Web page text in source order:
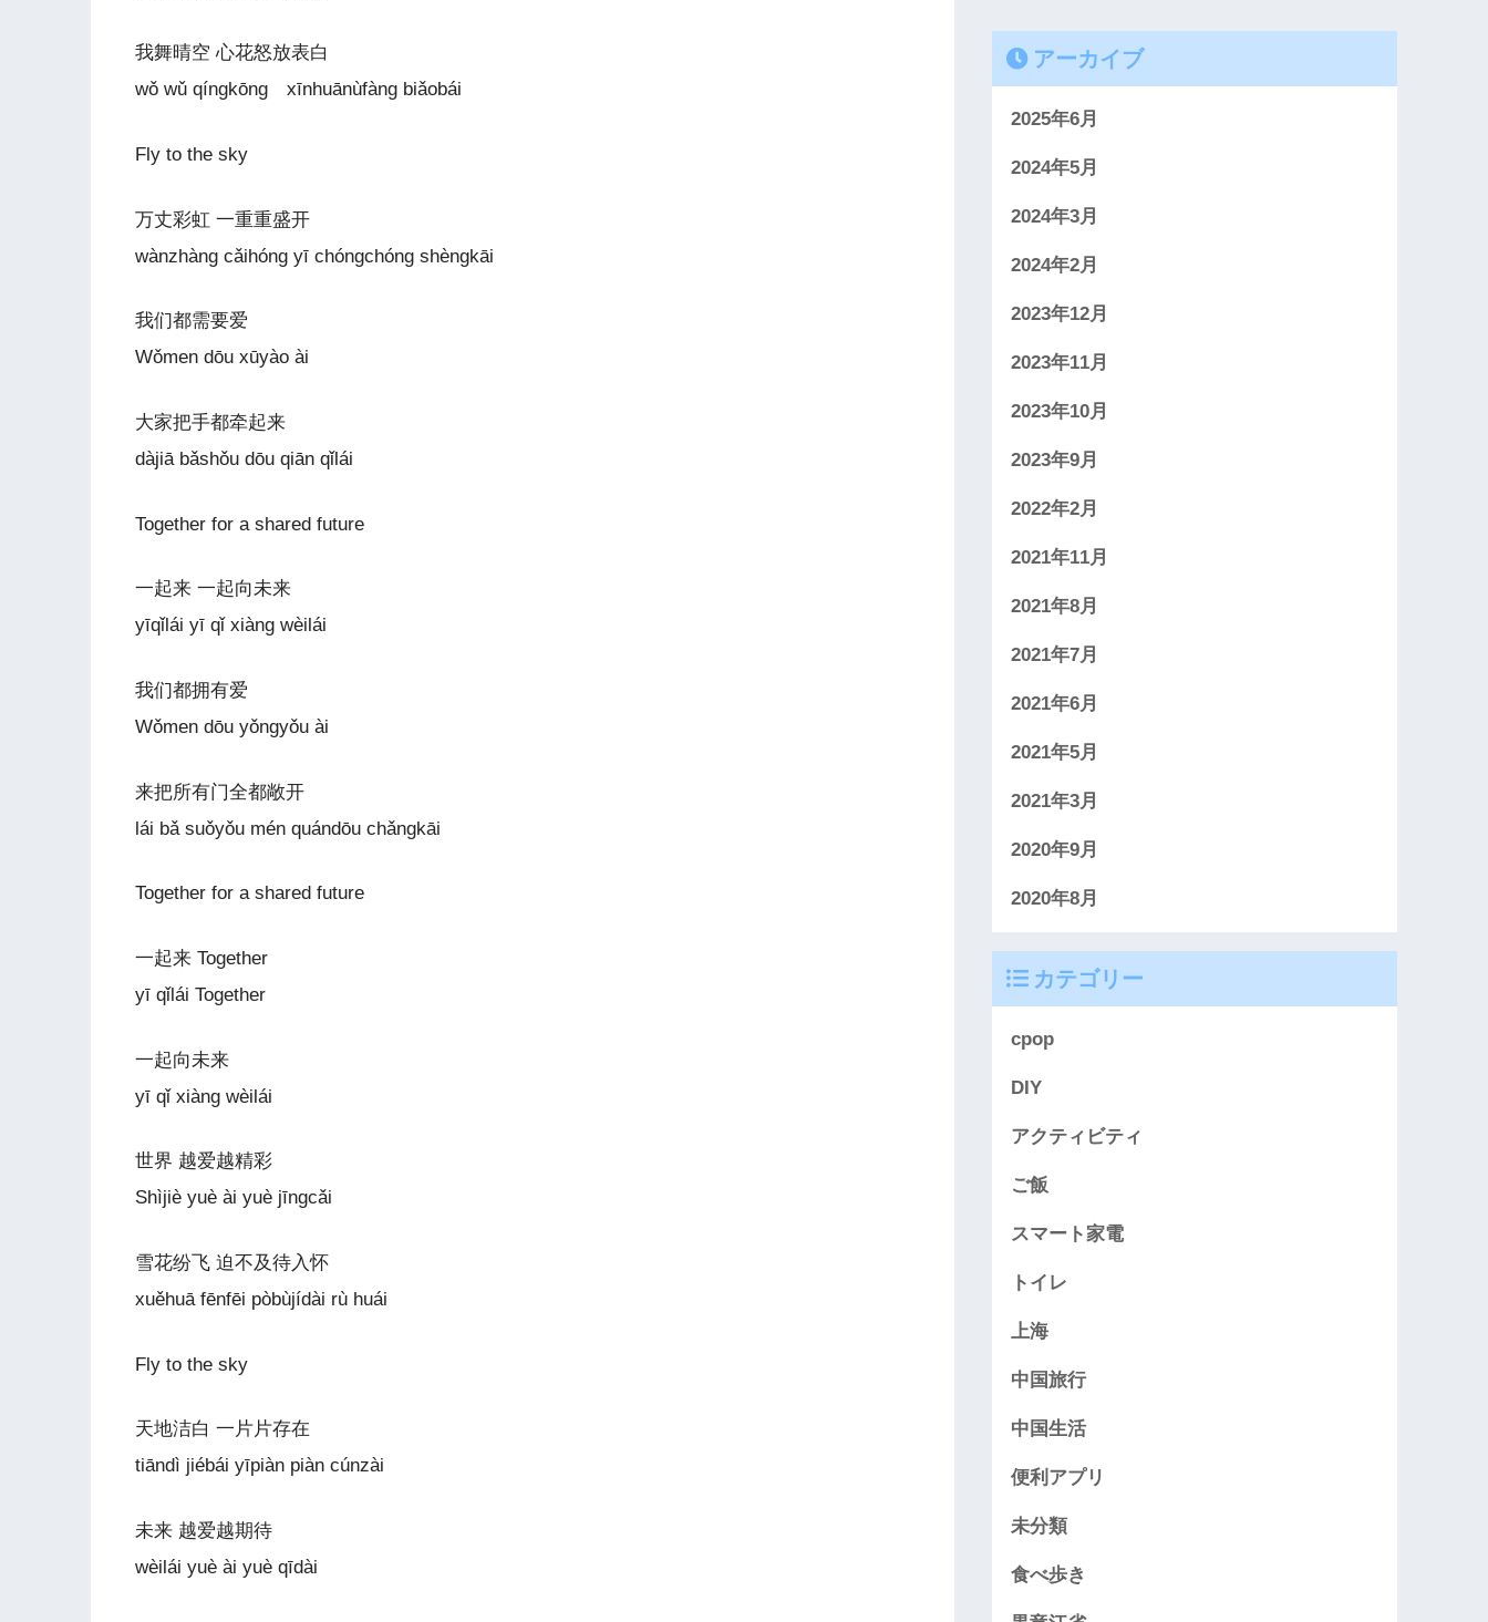
我舞晴空 心花怒放表白
wǒ wǔ qíngkōng xīnhuānùfàng biǎobái
Fly to the sky
万丈彩虹 一重重盛开
wànzhàng cǎihóng yī chóngchóng shèngkāi
我们都需要爱
Wǒmen dōu xūyào ài
大家把手都牵起来
dàjiā bǎshǒu dōu qiān qǐlái
Together for a shared future
一起来 一起向未来
yīqǐlái yī qǐ xiàng wèilái
我们都拥有爱
Wǒmen dōu yǒngyǒu ài
来把所有门全都敞开
lái bǎ suǒyǒu mén quándōu chǎngkāi
Together for a shared future
一起来 Together
yī qǐlái Together
一起向未来
yī qǐ xiàng wèilái
世界 越爱越精彩
Shìjiè yuè ài yuè jīngcǎi
雪花纷飞 迫不及待入怀
xuěhuā fēnfēi pòbùjídài rù huái
Fly to the sky
天地洁白 一片片存在
tiāndì jiébái yīpiàn piàn cúnzài
未来 越爱越期待
wèilái yuè ài yuè qīdài
アーカイブ
2025年6月
2024年5月
2024年3月
2024年2月
2023年12月
2023年11月
2023年10月
2023年9月
2022年2月
2021年11月
2021年8月
2021年7月
2021年6月
2021年5月
2021年3月
2020年9月
2020年8月
カテゴリー
cpop
DIY
アクティビティ
ご飯
スマート家電
トイレ
上海
中国旅行
中国生活
便利アプリ
未分類
食べ歩き